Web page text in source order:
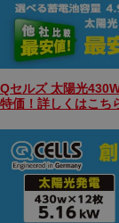
Qセルズ 太陽光
特価！詳しくはこ